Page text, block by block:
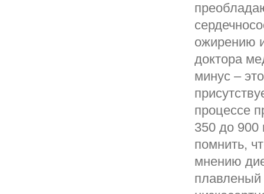
ожирению
доктора
минус –
процессе
350 до 900
помнить,
мнению
плавленый